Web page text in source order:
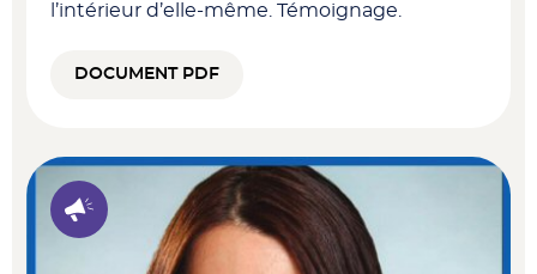
l’intérieur d’elle-même. Témoignage.
DOCUMENT PDF